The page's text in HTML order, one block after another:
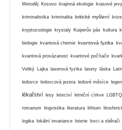
Metoděj Kosovo krajinná ekologie krasové jevy
kriminalistika kriminalita kritické myšlení krize
kryptozoologie krystaly Kuiperův pás kultura
biologie kvantová chemie kvantová fyzika
kvantová provázanost kvantové počítače
Veliký Lajka laserová fyzika lasery láska
ledovce ledovcová jezera ledové měsíce
lékařství lesy letectví letniční církve LGBTQ
romanum lingvistika literatura lithium
logika lokální invariance loterie lovci a sběrači